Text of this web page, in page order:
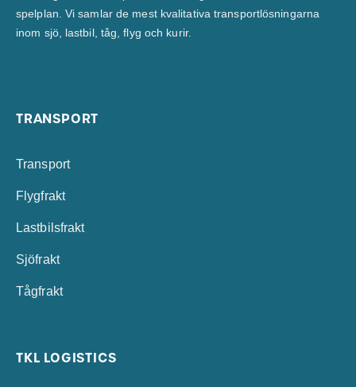
spelplan. Vi samlar de mest kvalitativa transportlösningarna
inom sjö, lastbil, tåg, flyg och kurir.
TRANSPORT
Transport
Flygfrakt
Lastbilsfrakt
Sjöfrakt
Tågfrakt
TKL LOGISTICS